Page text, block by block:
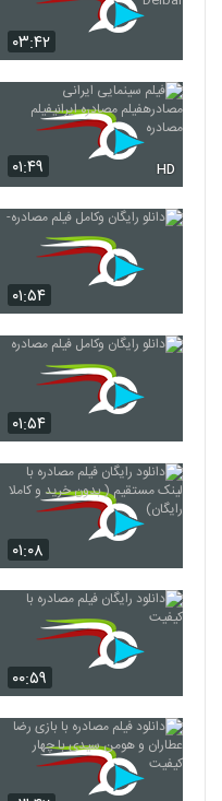
۰۳:۴۲
۰۱:۴۹ HD
۰۱:۵۴
۰۱:۵۴
۰۱:۰۸
۰۰:۵۹